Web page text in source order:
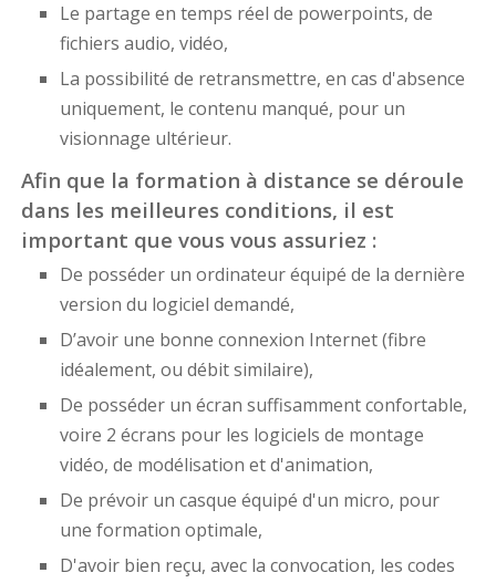
Le partage en temps réel de powerpoints, de
fichiers audio, vidéo,
La possibilité de retransmettre, en cas d'absence
uniquement, le contenu manqué, pour un
visionnage ultérieur.
Afin que la formation à distance se déroule
dans les meilleures conditions, il est
important que vous vous assuriez :
De posséder un ordinateur équipé de la dernière
version du logiciel demandé,
D’avoir une bonne connexion Internet (fibre
idéalement, ou débit similaire),
De posséder un écran suffisamment confortable,
voire 2 écrans pour les logiciels de montage
vidéo, de modélisation et d'animation,
De prévoir un casque équipé d'un micro, pour
une formation optimale,
D'avoir bien reçu, avec la convocation, les codes